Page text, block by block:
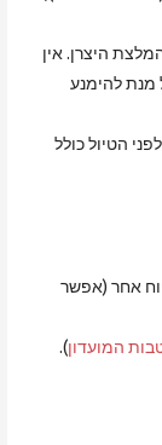
היצרן. אין
מנת להימנע
הטיול כולל
אחר (אפשר
המועדון).